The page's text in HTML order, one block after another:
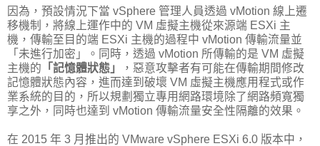
因為，預設情況下當 vSphere 管理人員透過 vMotion 線上遷
移機制，將線上運作中的 VM 虛擬主機從來源端 ESXi 主
機，傳輸至目的端 ESXi 主機的過程中 vMotion 傳輸流量並
「未進行加密」。同時，透過 vMotion 所傳輸的是 VM 虛擬
主機的 「記憶體狀態」
，惡意攻擊者有可能在傳輸期間修改
記憶體狀態內容，進而達到破壞 VM 虛擬主機應用程式或作
業系統的目的，所以規劃獨立專用網路環境除了網路頻寬獨
享之外，同時也達到 vMotion 傳輸流量安全性隔離的效果。
在 2015 年 3 月推出的 VMware vSphere ESXi 6.0 版本中，